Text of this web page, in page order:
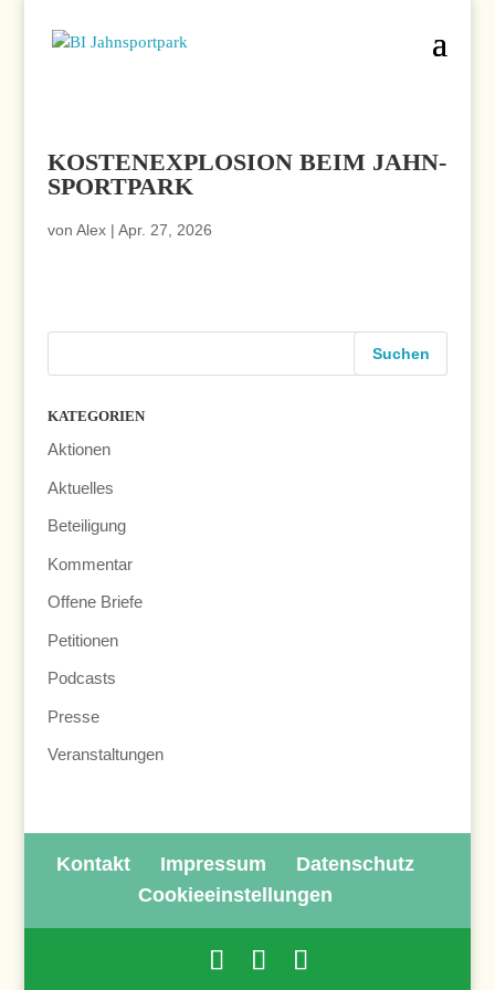
KOSTENEXPLOSION BEIM JAHN-
SPORTPARK
von Alex| Apr. 27, 2026
KATEGORIEN
Aktionen
Aktuelles
Beteiligung
Kommentar
Offene Briefe
Petitionen
Podcasts
Presse
Veranstaltungen
Kontakt Impressum
Datenschutz
Cookieeinstellungen